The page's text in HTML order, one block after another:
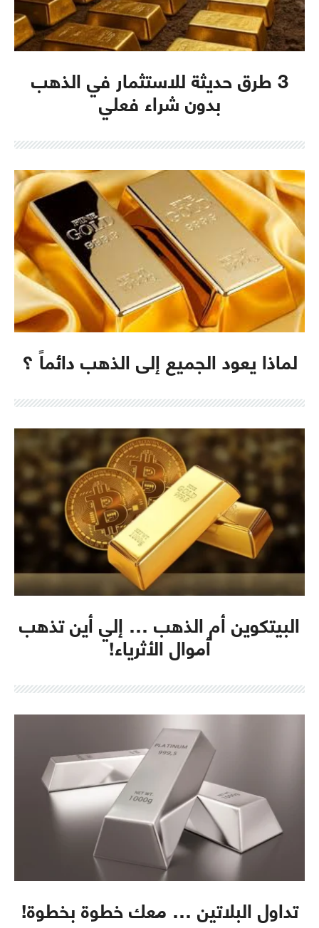
3 طرق حديثة للاستثمار في الذهب
بدون شراء فعلي
لماذا يعود الجميع إلى الذهب دائماً ؟
البيتكوين أم الذهب … إلي أين تذهب
أموال الأثرياء!
تداول البلاتين … معك خطوة بخطوة!